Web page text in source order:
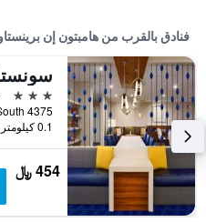
فنادق بالقرب من هامبتون إن
3 نجوم
0.1 كيلومتر عن وسط المدينة
454 ﷼